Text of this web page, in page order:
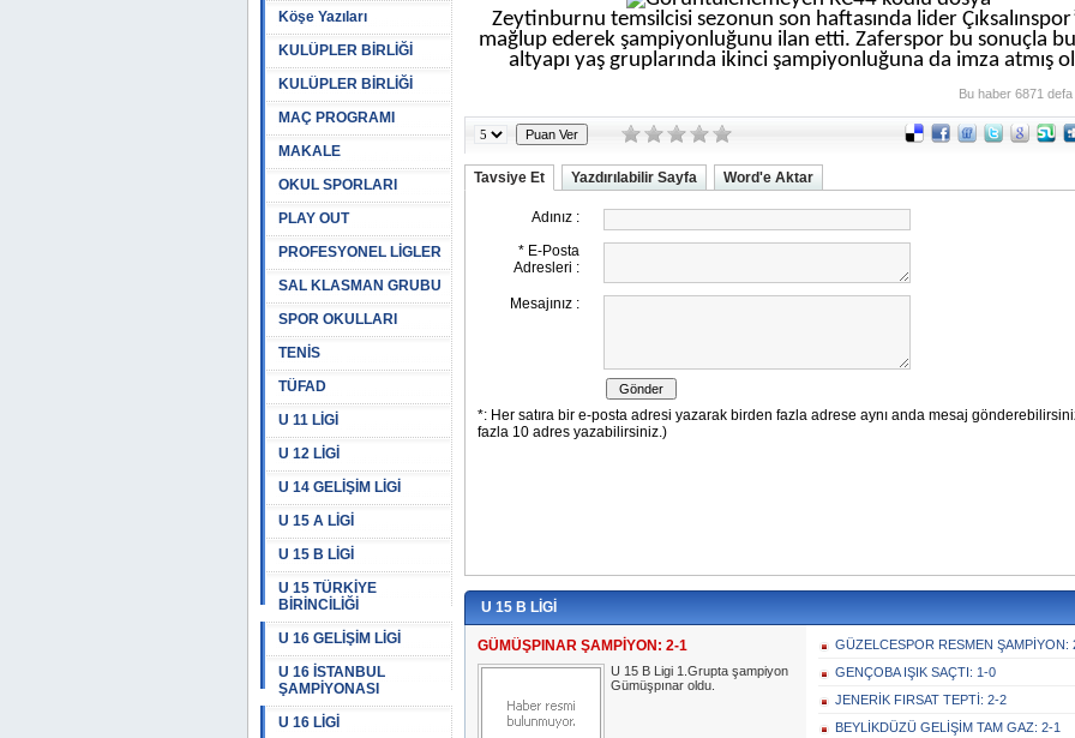
Köşe Yazıları
KULÜPLER BİRLİĞİ
KULÜPLER BİRLİĞİ
MAÇ PROGRAMI
MAKALE
OKUL SPORLARI
PLAY OUT
PROFESYONEL LİGLER
SAL KLASMAN GRUBU
SPOR OKULLARI
TENİS
TÜFAD
U 11 LİGİ
U 12 LİGİ
U 14 GELİŞİM LİGİ
U 15 A LİGİ
U 15 B LİGİ
U 15 TÜRKİYE
BİRİNCİLİĞİ
U 16 GELİŞİM LİGİ
U 16 İSTANBUL
ŞAMPİYONASI
U 16 LİGİ
Zeytinburnu temsilcisi sezonun son haftasında lider
mağlup ederek şampiyonluğunu ilan etti. Zaferspor bu sonuçla
altyapı yaş gruplarında ikinci şampiyonluğuna da imza atmış
Bu haber 6871
Tavsiye Et Yazdırılabilir Sayfa Word'e Aktar
U 15 B LİGİ
GÜMÜŞPINAR ŞAMPİYON: 2-1
U 15 B Ligi 1.Grupta şampiyon
Gümüşpınar oldu.
GÜZELCESPOR RESMEN ŞAMPİYON:
GENÇOBA IŞIK SAÇTI: 1-0
JENERİK FIRSAT TEPTİ: 2-2
BEYLİKDÜZÜ GELİŞİM TAM GAZ: 2-1